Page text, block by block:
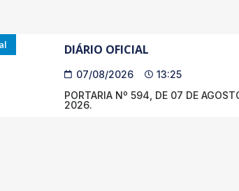
DIÁRIO OFICIAL
07/08/2026
13:25
PORTARIA Nº 594, DE 07 DE
2026.